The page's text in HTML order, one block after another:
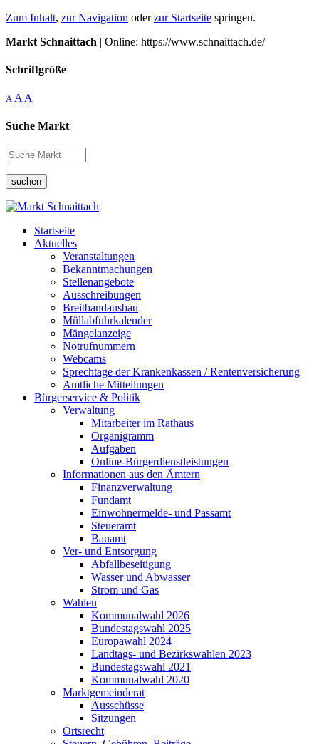
Zum Inhalt, zur Navigation oderzur Startseite springen.
Markt Schnaittach | Online: https://www.schnaittach.de/
Schriftgröße
A A A
Suche Markt
suchen
Startseite
Aktuelles
Veranstaltungen
Bekanntmachungen
Stellenangebote
Ausschreibungen
Breitbandausbau
Müllabfuhrkalender
Mängelanzeige
Notrufnummern
Webcams
Sprechtage der Krankenkassen / Rentenversicherung
Amtliche Mitteilungen
Bürgerservice & Politik
Verwaltung
Mitarbeiter im Rathaus
Organigramm
Aufgaben
Online-Bürgerdienstleistungen
Informationen aus den Ämtern
Finanzverwaltung
Fundamt
Einwohnermelde- und Passamt
Steueramt
Bauamt
Ver- und Entsorgung
Abfallbeseitigung
Wasser und Abwasser
Strom und Gas
Wahlen
Kommunalwahl 2026
Bundestagswahl 2025
Europawahl 2024
Landtags- und Bezirkswahlen 2023
Bundestagswahl 2021
Kommunalwahl 2020
Marktgemeinderat
Ausschüsse
Sitzungen
Ortsrecht